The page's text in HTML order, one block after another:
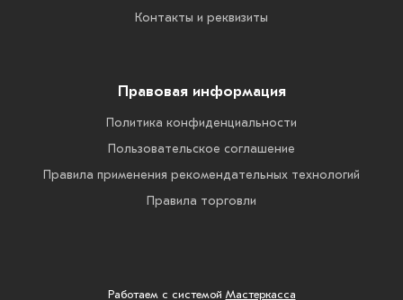
Контакты и реквизиты
Правовая информация
Политика конфиденциальности
Пользовательское соглашение
Правила применения рекомендательных технологий
Правила торговли
Работаем с системой Мастеркасса